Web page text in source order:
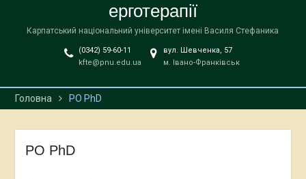
ерготерапії
Карпатський національний університет імені Василя Стефаника
(0342) 59-60-11
kfte@pnu.edu.ua
вул. Шевченка, 57
м. Івано-Франківськ
Головна PO PhD
PO PhD